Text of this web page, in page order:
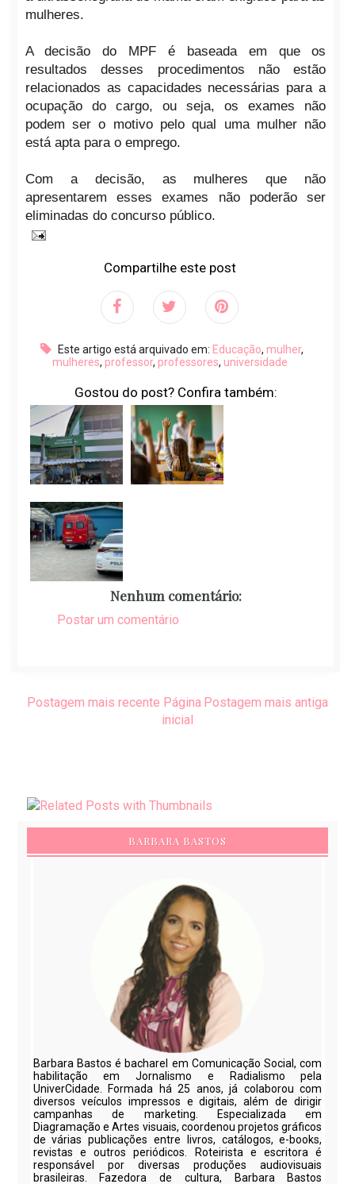
mulheres.
A decisão do MPF é baseada em que os
resultados desses procedimentos não estão
relacionados as capacidades necessárias para a
ocupação do cargo, ou seja, os exames não
podem ser o motivo pelo qual uma mulher não
está apta para o emprego.
Com a decisão, as mulheres que não
apresentarem esses exames não poderão ser
eliminadas do concurso público.
Compartilhe este post
Este artigo está arquivado em: Educação, mulher,
mulheres, professor, professores, universidade
Gostou do post? Confira também:
Nenhum comentário:
Postar um comentário
Postagem mais recente Postagem mais antiga
Página
inicial
BARBARA BASTOS
Barbara Bastos é bacharel em Comunicação Social, com
habilitação em Jornalismo e Radialismo pela
UniverCidade. Formada há 25 anos, já colaborou com
diversos veículos impressos e digitais, além de dirigir
campanhas de marketing. Especializada em
Diagramação e Artes visuais, coordenou projetos gráficos
de várias publicações entre livros, catálogos, e-books,
revistas e outros periódicos. Roteirista e escritora é
responsável por diversas produções audiovisuais
brasileiras. Fazedora de cultura, Barbara Bastos